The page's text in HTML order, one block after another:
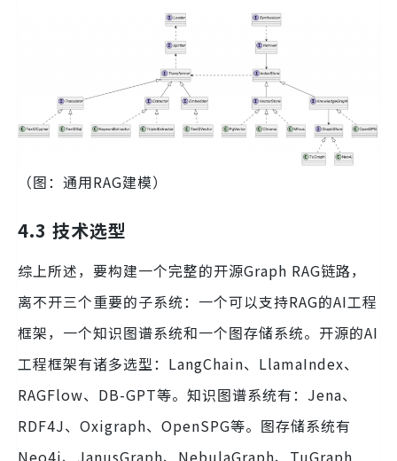
（图：通用RAG建模）
4.3 技术选型
综上所述，要构建一个完整的开源Graph RAG链路，
离不开三个重要的子系统：一个可以支持RAG的AI工程
框架，一个知识图谱系统和一个图存储系统。开源的AI
工程框架有诸多选型：LangChain、LlamaIndex、
RAGFlow、DB-GPT等。知识图谱系统有：Jena、
RDF4J、Oxigraph、OpenSPG等。图存储系统有
Neo4j、JanusGraph、NebulaGraph、TuGraph